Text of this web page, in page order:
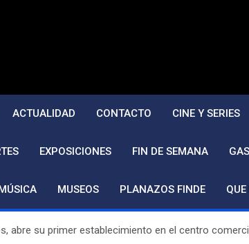
ACTUALIDAD CONTACTO CINE Y SERIES
EXPOSICIONES FIN DE SEMANA
MUSEOS PLANAZOS FINDE
abre su primer establecimiento en el centro